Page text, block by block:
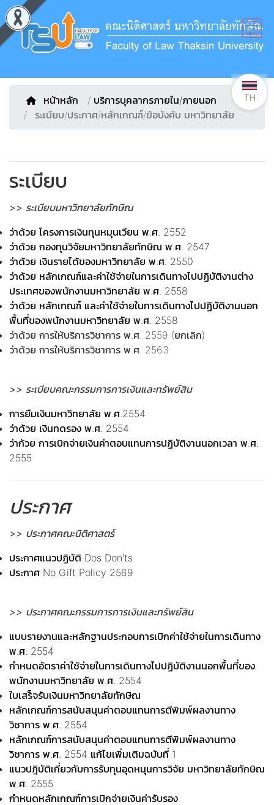
หน้าหลัก / บริการบุคลากรภายใน/ภายนอก
ระเบียบ/ประกาศ/หลักเกณฑ์/ข้อบังคับ มหาวิทยาลัย
ระเบียบ
>> ระเบียบมหาวิทยาลัยทักษิณ
ว่าด้วย โครงการเงินทุนหมุนเวียน พ.ศ. 2552
ว่าด้วย กองทุนวิจัยมหาวิทยาลัยทักษิณ พ.ศ. 2547
ว่าด้วย เงินรายได้ของมหาวิทยาลัย พ.ศ. 2550
ว่าด้วย หลักเกณฑ์และค่าใช้จ่ายในการเดินทางไปปฏิบัติงานต่าง
ประเทศของพนักงานมหาวิทยาลัย พ.ศ. 2558
ว่าด้วย หลักเกณฑ์ และค่าใช้จ่ายในการเดินทางไปปฏิบัติงานนอก
พื้นที่ของพนักงานมหาวิทยาลัย พ.ศ. 2558
ว่าด้วย การให้บริการวิชาการ พ.ศ. 2559 (ยกเลิก)
ว่าด้วย การให้บริการวิชาการ พ.ศ. 2563
>> ระเบียบคณะกรรมการการเงินและทรัพย์สิน
การยืมเงินมหาวิทยาลัย พ.ศ.2554
ว่าด้วย เงินทดรอง พ.ศ. 2554
ว่าก้วย การเบิกจ่ายเงินค่าตอบแทนการปฏิบัติงานนอกเวลา พ.ศ.
2555
ประกาศ
>> ประกาศคณะนิติศาสตร์
ประกาศแนวปฏิบัติ Dos Don'ts
ประกาศ No Gift Policy 2569
>> ประกาศคณะกรรมการการเงินและทรัพย์สิน
แบบรายงานและหลักฐานประกอบการเบิกค่าใช้จ่ายในการเดินทาง
พ.ศ. 2554
กำหนดอัตราค่าใช้จ่ายในการเดินทางไปปฏิบัติงานนอกพื้นที่ของ
พนักงานมหาวิทยาลัย พ.ศ. 2554
ใบเสร็จรับเงินมหาวิทยาลัยทักษิณ
หลักเกณฑ์การสนับสนุนค่าตอบแทนการตีพิมพ์ผลงานทาง
วิชาการ พ.ศ. 2554
หลักเกณฑ์การสนับสนุนค่าตอบแทนการตีพิมพ์ผลงานทาง
วิชาการ พ.ศ. 2554 แก้ไขเพิ่มเติมฉบับที่ 1
แนวปฎิบัติเกี่ยวกับการรับทุนอุดหนุนการวิจัย มหาวิทยาลัยทักษิณ
พ.ศ. 2555
กำหนดหลักเกณฑ์การเบิกจ่ายเงินค่ารับรอง
TH